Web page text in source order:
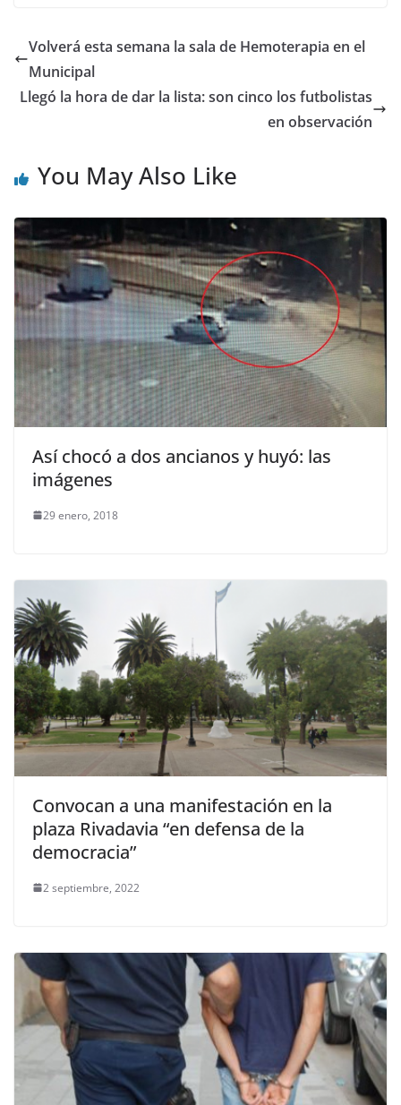
Volverá esta semana la sala de Hemoterapia en el
Municipal
Llegó la hora de dar la lista: son cinco los futbolistas
en observación
You May Also Like
Así chocó a dos ancianos y huyó: las
imágenes
29 enero, 2018
Convocan a una manifestación en la
plaza Rivadavia “en defensa de la
democracia”
2 septiembre, 2022